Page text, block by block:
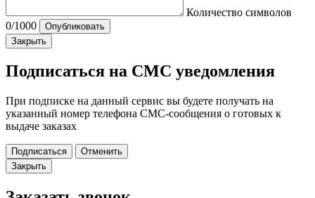
Количество символов
0/1000
Опубликовать
Закрыть
Подписаться на СМС уведомления
При подписке на данный сервис вы будете получать на
указанный номер телефона СМС-сообщения о готовых к
выдаче заказах
Подписаться
Отменить
Закрыть